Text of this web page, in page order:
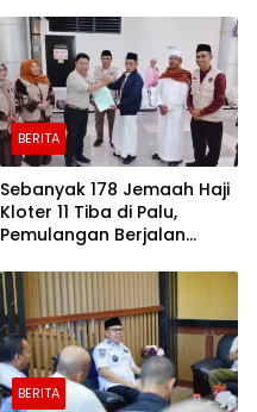
BERITA
Sebanyak 178 Jemaah Haji
Kloter 11 Tiba di Palu,
Pemulangan Berjalan
BERITA